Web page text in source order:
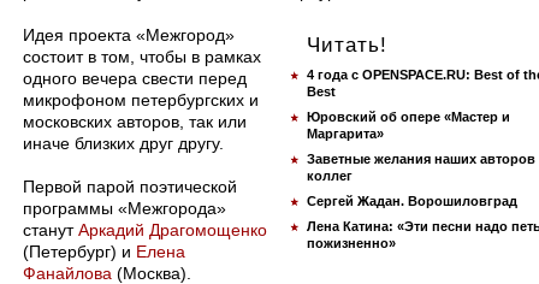
Читать!
4 года с OPENSPACE.RU: Best of
Best
Юровский об опере «Мастер и
Маргарита»
Заветные желания наших авторов
коллег
Сергей Жадан. Ворошиловград
Лена Катина: «Эти песни надо
пожизненно»
Идея проекта «Межгород»
состоит в том, чтобы в рамках
одного вечера свести перед
микрофоном петербургских и
московских авторов, так или
иначе близких друг другу.
Первой парой поэтической
программы «Межгорода»
станутАркадий Драгомощенко
(Петербург) и Елена
Фанайлова (Москва).